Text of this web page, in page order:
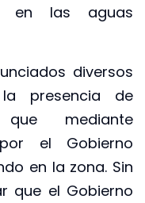
en las aguas
diversos
presencia de
que mediante
el Gobierno
en la zona. Sin
que el Gobierno